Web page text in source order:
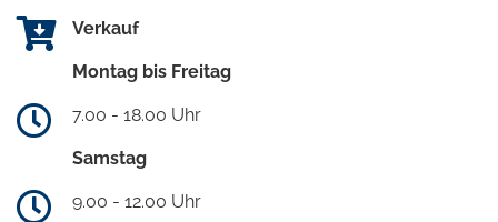
Verkauf
Montag bis Freitag
7.00 - 18.00 Uhr
Samstag
9.00 - 12.00 Uhr